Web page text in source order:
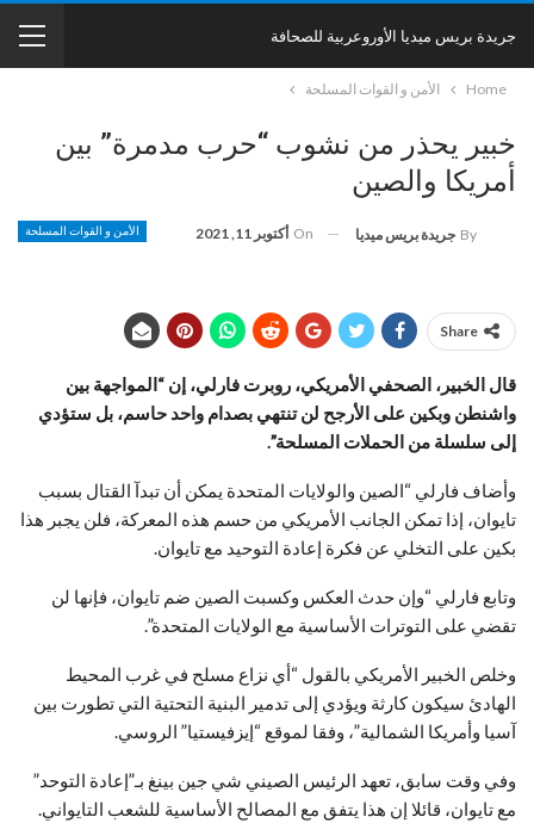
جريدة بريس ميديا الأوروعربية للصحافة
Home الأمن و القوات المسلحة
خبير يحذر من نشوب “حرب مدمرة” بين
أمريكا والصين
الأمن و القوات المسلحة By جريدة بريس ميديا On أكتوبر 11, 2021
Share
قال الخبير، الصحفي الأمريكي، روبرت فارلي، إن “المواجهة بين
واشنطن وبكين على الأرجح لن تنتهي بصدام واحد حاسم، بل ستؤدي
إلى سلسلة من الحملات المسلحة”.
وأضاف فارلي “الصين والولايات المتحدة يمكن أن تبدآ القتال بسبب
تايوان، إذا تمكن الجانب الأمريكي من حسم هذه المعركة، فلن يجبر هذا
بكين على التخلي عن فكرة إعادة التوحيد مع تايوان.
وتابع فارلي “وإن حدث العكس وكسبت الصين ضم تايوان، فإنها لن
تقضي على التوترات الأساسية مع الولايات المتحدة”.
وخلص الخبير الأمريكي بالقول “أي نزاع مسلح في غرب المحيط
الهادئ سيكون كارثة ويؤدي إلى تدمير البنية التحتية التي تطورت بين
آسيا وأمريكا الشمالية”، وفقا لموقع “إيزفيستيا” الروسي.
وفي وقت سابق، تعهد الرئيس الصيني شي جين بينغ بـ”إعادة التوحد”
مع تايوان، قائلا إن هذا يتفق مع المصالح الأساسية للشعب التايواني.